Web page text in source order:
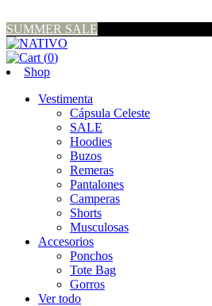
SUMMER SALE
(0)
Shop
Vestimenta
Cápsula Celeste
SALE
Hoodies
Buzos
Remeras
Pantalones
Camperas
Shorts
Musculosas
Accesorios
Ponchos
Tote Bag
Gorros
Ver todo